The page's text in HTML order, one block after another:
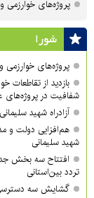
پروژه‌های خوارزمی
شورا
پروژه‌های خوارزمی
بازدید از تقاطعات
شفافیت در پروژه‌های
آزادراه شهید
هم‌افزایی دولت و
شهید سلیمانی
افتتاح سه بخش
تردد بین‌استانی
گشایش سه